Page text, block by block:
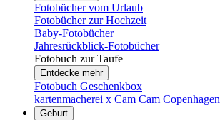
Fotobücher vom Urlaub
Fotobücher zur Hochzeit
Baby-Fotobücher
Jahresrückblick-Fotobücher
Fotobuch zur Taufe
Entdecke mehr
Fotobuch Geschenkbox
kartenmacherei x Cam Cam Copenhagen
Geburt